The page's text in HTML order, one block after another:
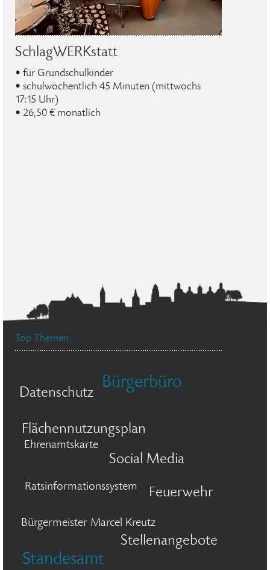
SchlagWERKstatt
• für Grundschulkinder
• schulwöchentlich 45 Minuten (mittwochs
17:15 Uhr)
• 26,50 € monatlich
Top Themen
Datenschutz
Bürgerbüro
Flächennutzungsplan
Ehrenamtskarte
Social Media
Ratsinformationssystem Feuerwehr
Bürgermeister Marcel Kreutz
Standesamt
Stellenangebote